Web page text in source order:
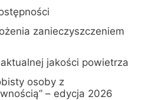
zanieczyszczeniem
jakości powietrza
osoby z
– edycja 2026